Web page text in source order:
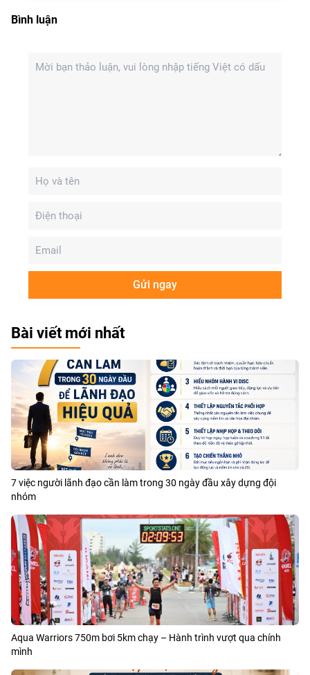
Bình luận
Gửi ngay
Bài viết mới nhất
7 việc người lãnh đạo cần làm trong 30 ngày đầu xây dựng đội
nhóm
Aqua Warriors 750m bơi 5km chạy – Hành trình vượt qua chính
mình